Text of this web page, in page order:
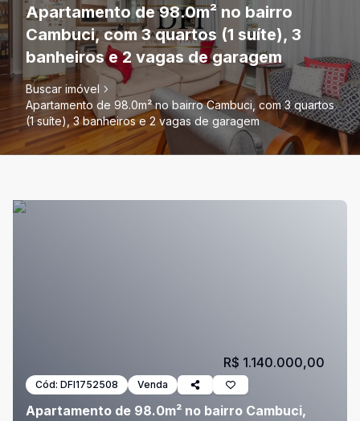
Apartamento de 98.0m² no bairro
Cambuci, com 3 quartos (1 suíte), 3
banheiros e 2 vagas de garagem
Buscar imóvel
Apartamento de 98.0m² no bairro Cambuci, com 3 quartos
(1 suíte), 3 banheiros e 2 vagas de garagem
Cód: DFI1752508 Venda
Apartamento de 98.0m² no bairro Cambuci,
R$ 1.140.000,00